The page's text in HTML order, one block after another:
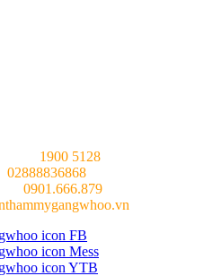
1900 5128
02888836868
0901.666.879